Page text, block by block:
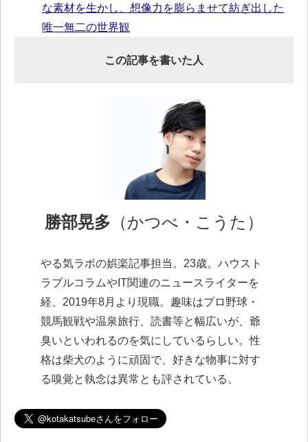
な素材を生かし、想像力を膨らませて紡ぎ出した
唯一無二の世界観
この記事を書いた人
勝部晃多 （かつべ・こうた）
やる気ラボの娯楽記事担当。23歳。ハウスト
ラブルコラムやIT関連のニュースライターを
経、2019年8月より現職。趣味はプロ野球・
競馬観戦や温泉旅行、読書等と幅広いが、爺
臭いといわれるのを気にしているらしい。性
格は柴犬のように頑固で、好きな物事に対す
る嗅覚と執念は異常とも評されている。